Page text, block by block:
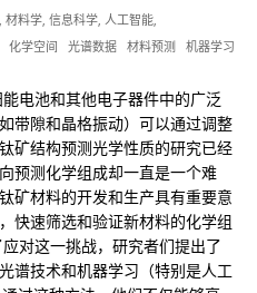
材料学 信息科学 人工智能
化学空间 光谱数据 材料预测 机器学习
电池和其他电子器件中的广泛
带隙和晶格振动）可以通过调整
矿结构预测光学性质的研究已经
预测化学组成却一直是一个难
矿材料的开发和生产具有重要意
快速筛选和验证新材料的化学组
对这一挑战，研究者们提出了
谱技术和机器学习（特别是人工